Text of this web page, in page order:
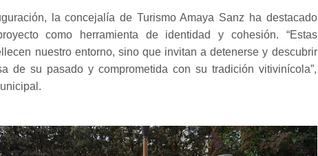
la concejalía de Turismo Amaya Sanz ha destacado
como herramienta de identidad y cohesión. “Estas
nuestro entorno, sino que invitan a detenerse y descubrir
de su pasado y comprometida con su tradición vitivinícola”,